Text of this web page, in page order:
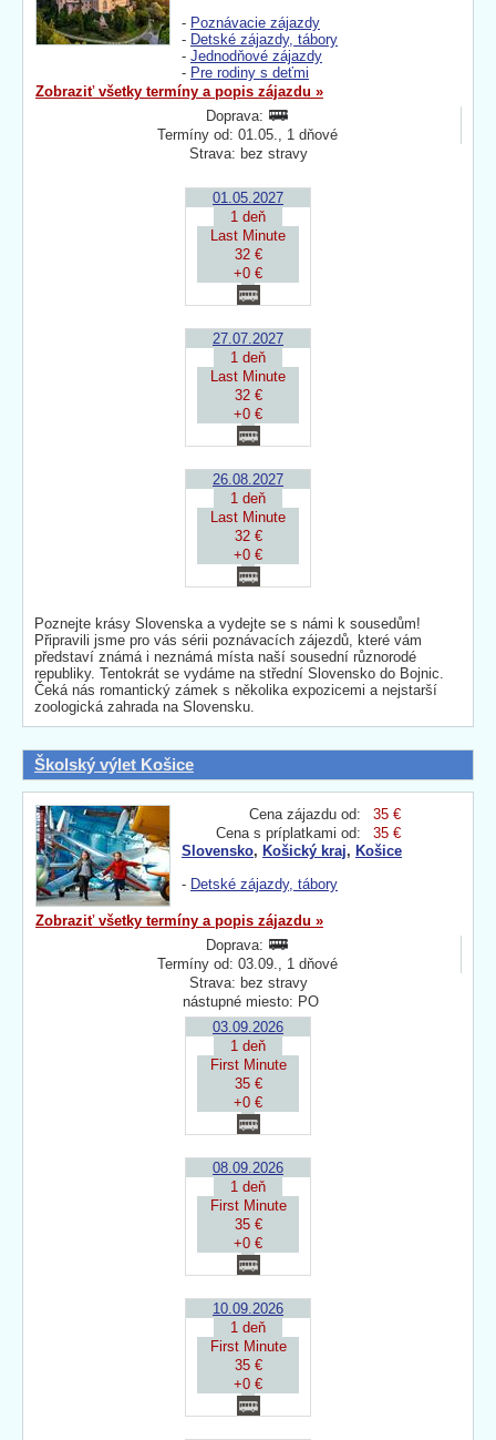
- Poznávacie zájazdy
- Detské zájazdy, tábory
- Jednodňové zájazdy
- Pre rodiny s deťmi
Zobraziť všetky termíny a popis zájazdu »
Doprava:
Termíny od: 01.05., 1 dňové
Strava: bez stravy
01.05.2027
1 deň
Last Minute
32 €
+0 €
27.07.2027
1 deň
Last Minute
32 €
+0 €
26.08.2027
1 deň
Last Minute
32 €
+0 €
Poznejte krásy Slovenska a vydejte se s námi k sousedům!
Připravili jsme pro vás sérii poznávacích zájezdů, které vám
představí známá i neznámá místa naší sousední různorodé
republiky. Tentokrát se vydáme na střední Slovensko do Bojnic.
Čeká nás romantický zámek s několika expozicemi a nejstarší
zoologická zahrada na Slovensku.
Školský výlet Košice
Cena zájazdu od:
35 €
Cena s príplatkami od:
35 €
Slovensko, Košický kraj, Košice
- Detské zájazdy, tábory
Zobraziť všetky termíny a popis zájazdu »
Doprava:
Termíny od: 03.09., 1 dňové
Strava: bez stravy
nástupné miesto: PO
03.09.2026
1 deň
First Minute
35 €
+0 €
08.09.2026
1 deň
First Minute
35 €
+0 €
10.09.2026
1 deň
First Minute
35 €
+0 €